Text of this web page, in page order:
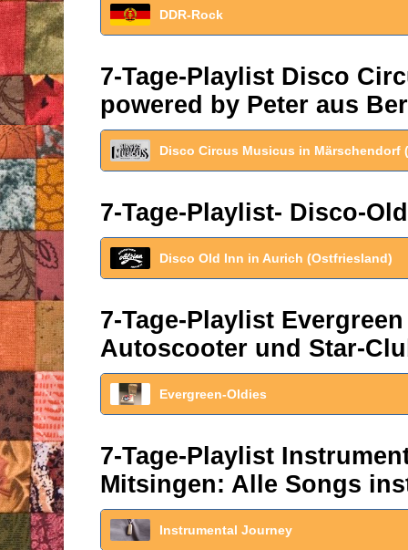
DDR-Rock
7-Tage-Playlist Disco
powered by Peter aus
Disco Circus Musicus in Märschendorf
7-Tage-Playlist- Disco-
Disco Old Inn in Aurich (Ostfriesland)
7-Tage-Playlist
Autoscooter und Star-
Evergreen-Oldies
7-Tage-Playlist
Mitsingen: Alle Songs
Instrumental Journey